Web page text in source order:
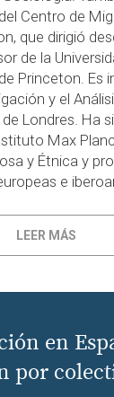
Centro de
que dirigió
de la
Princeton. Es
y el
Londres. Ha
Max
y Étnica y
e
LEER MÁS
en
por